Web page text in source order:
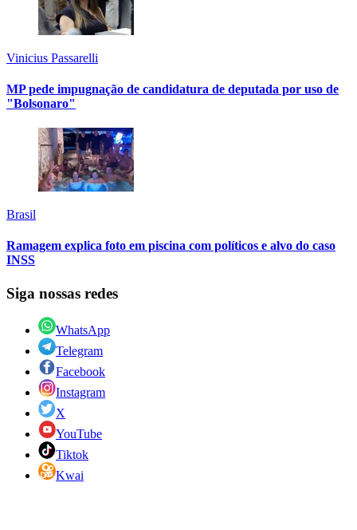
Vinicius Passarelli
MP pede impugnação de candidatura de deputada por uso de
"Bolsonaro"
Brasil
Ramagem explica foto em piscina com políticos e alvo do caso
INSS
Siga nossas redes
WhatsApp
Telegram
Facebook
Instagram
X
YouTube
Tiktok
Kwai